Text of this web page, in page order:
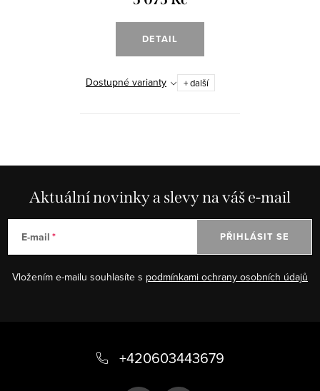
DETAIL
Dostupné varianty + další
Aktuální novinky a slevy na váš e-mail
E-mail
Vložením e-mailu souhlasíte s podmínkami ochrany osobních údajů
PŘIHLÁSIT SE
+420603443679